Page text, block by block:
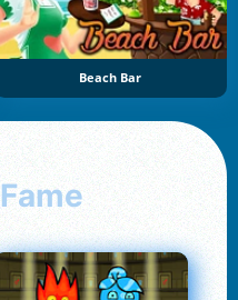
Beach Bar
Fame